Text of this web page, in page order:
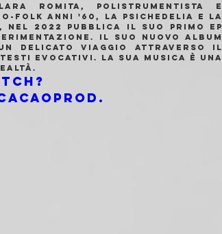
Romita, polistrumentista e
folk anni '60, la psichedelia e la
nel 2022 pubblica il suo primo EP
Il suo nuovo album
un delicato viaggio attraverso il
evocativi. La sua musica è una